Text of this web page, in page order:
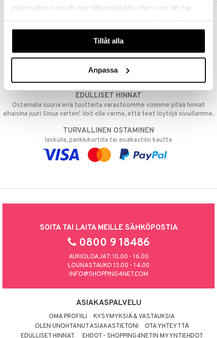
information som du har tillhandahållit eller som de har
våra cookies vid fortsatt användande av vår webbplats.
Tillåt alla
Anpassa
Aina maksuton vaihtoehto, huolimatta siitä ostatko yksittäisen
tuotteen tai koko tilauksellesi joka ylittää 50 €.
NOPEAT TOIMITUKSET
Ennen kello 13.00 tehdyt tilaukset lähetetään normaalisti samana
EDULLISET HINNAT
Ostamalla suuria eriä tuotteita varastoomme voimme pitää hinnat
alhaisina juuri Sinua varten! Voit olla varma, että teet löytöjä sivuillamme.
TURVALLINEN OSTAMINEN
laskulla, pankkikortilla tai asiakastilin kautta
SOITA TAI LAITA MEILLE SÄHKÖPOSTIA
0800 9 18486
AUKIOLOAJAT: 10.00 - 16.00
LOUNASTAUKO 13.00 - 14.00
INFO@SHOPPING4NET.COM
ASIAKASPALVELU
OMA PROFIILI
KYSYMYKSIÄ & VASTAUKSIA
OLEN UNOHTANUT ASIAKASTIETONI
OTA YHTEYTTÄ
EDULLISET HINNAT
EHDOT - SHOPPING4NETIN MYYNTIEHDOT